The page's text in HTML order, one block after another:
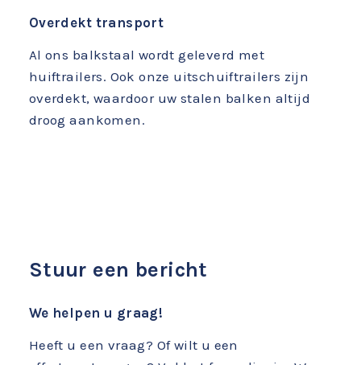
Overdekt transport
Al ons balkstaal wordt geleverd met
huiftrailers. Ook onze uitschuiftrailers zijn
overdekt, waardoor uw stalen balken altijd
droog aankomen.
Stuur een bericht
We helpen u graag!
Heeft u een vraag? Of wilt u een